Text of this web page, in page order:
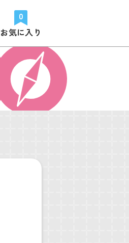
0
お気に入り